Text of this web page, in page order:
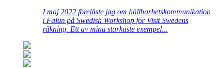
I maj 2022 föreläste jag om hållbarhetskommunikation
i Falun på Swedish Workshop för Visit Swedens
räkning. Ett av mina starkaste exempel...